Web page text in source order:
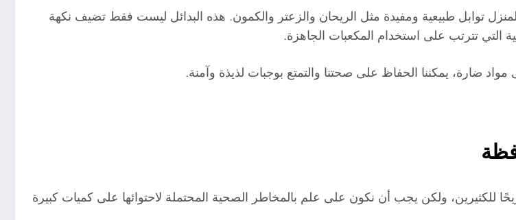
توابل طبيعية ومفيدة مثل الريحان والزعتر والكمون. هذه البدائل ليست فقط تضيف نكهة
التي تترتب على استخدام المكعبات الجاهزة.
مواد ضارة، يمكننا الحفاظ على صحتنا والتمتع بوجبات لذيذة وآمنة.
للكثيرين، ولكن يجب أن نكون على علم بالمخاطر الصحية المحتملة لاحتوائها على كميات كبيرة